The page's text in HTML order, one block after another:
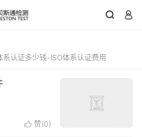
 
认证多少钱-ISO体系认证费用
 赞(0)